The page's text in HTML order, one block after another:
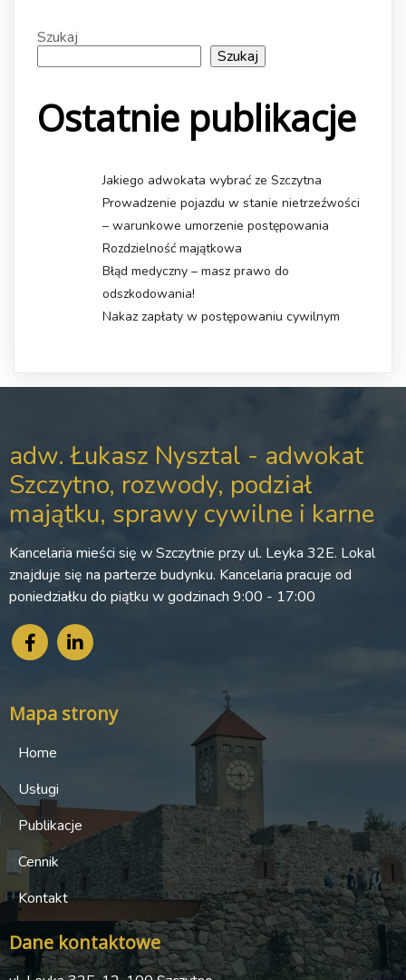
Szukaj
Szukaj
Ostatnie publikacje
Jakiego adwokata wybrać ze Szczytna
Prowadzenie pojazdu w stanie nietrzeźwości
– warunkowe umorzenie postępowania
Rozdzielność majątkowa
Błąd medyczny – masz prawo do
odszkodowania!
Nakaz zapłaty w postępowaniu cywilnym
adw. Łukasz Nysztal - adwokat
Szczytno, rozwody, podział
majątku, sprawy cywilne i karne
Kancelaria mieści się w Szczytnie przy ul. Leyka 32E. Lokal
znajduje się na parterze budynku. Kancelaria pracuje od
poniedziałku do piątku w godzinach 9:00 - 17:00
Mapa strony
Home
Usługi
Publikacje
Cennik
Kontakt
Dane kontaktowe